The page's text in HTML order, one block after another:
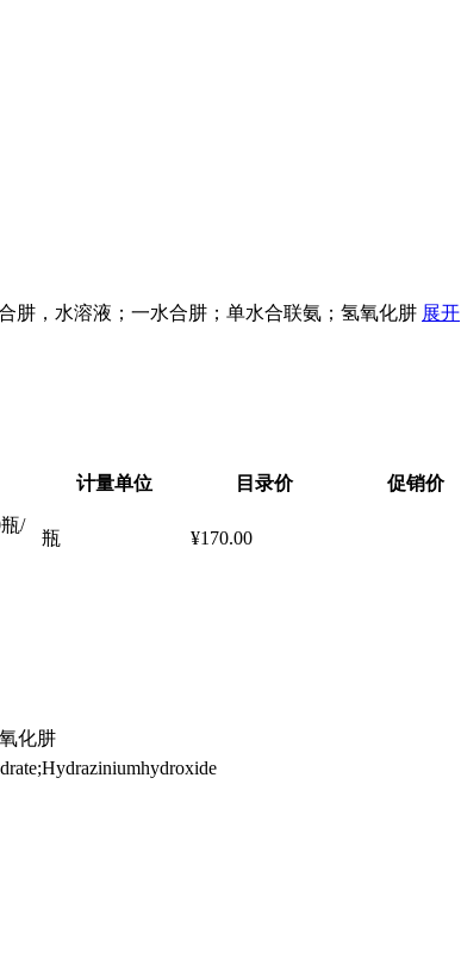
肼，水溶液；一水合肼；单水合联氨；氢氧化肼 展开
计量单位 目录价 促销价
/
瓶 ¥170.00
化肼